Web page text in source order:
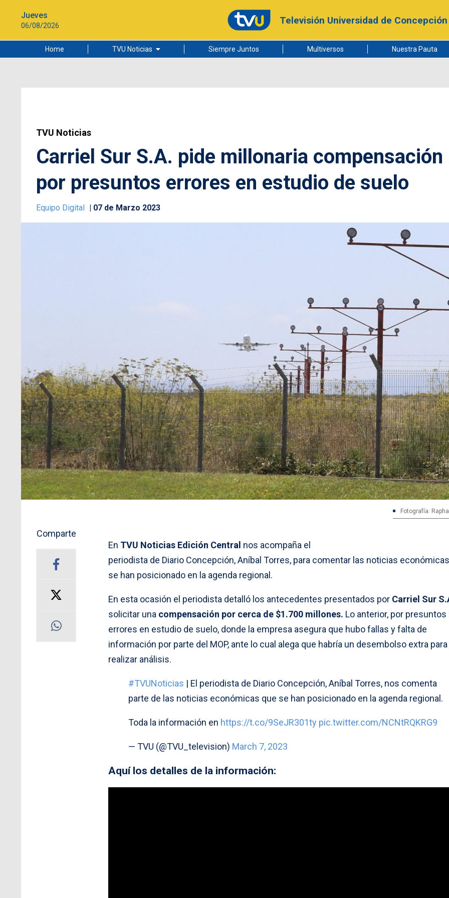
Jueves
06/08/2026 Televisión Universidad de Concepción
Home TVU Noticias
Ciudad
Siempre Juntos Multiversos Nuestra Pauta
TVU Noticias
Carriel Sur S.A. pide millonaria compensación
por presuntos errores en estudio de suelo
Equipo Digital 07 de Marzo 2023
Fotografía:
Comparte
En TVU Noticias Edición Central nos acompaña el
periodista de Diario Concepción, Aníbal Torres, para comentar las noticias
se han posicionado en la agenda regional.
En esta ocasión el periodista detalló los antecedentes presentados por Carriel Sur
solicitar una compensación por cerca de $1.700 millones. Lo anterior, por presuntos
errores en estudio de suelo, donde la empresa asegura que hubo fallas y falta de
información por parte del MOP, ante lo cual alega que habría un desembolso extra
realizar análisis.
#TVUNoticias | El periodista de Diario Concepción, Aníbal Torres, nos comenta
parte de las noticias económicas que se han posicionado en la agenda regional.
Toda la información en https://t.co/9SeJR301ty pic.twitter.com/NCNtRQKRG9
— TVU (@TVU_television) March 7, 2023
Aquí los detalles de la información: